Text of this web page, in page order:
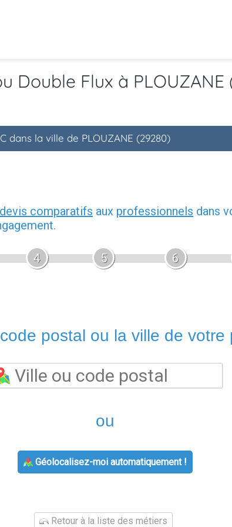
Double Flux à PLOUZANE
la ville de PLOUZANE (29280)
comparatifs aux professionnels dans
4 5 6
postal ou la ville de votre
ou
Géolocalisez-moi automatiquement !
Retour à la liste des métiers